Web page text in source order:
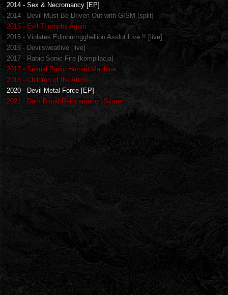
2014 - Sex & Necromancy [EP]
2014 - Devil Must Be Driven Out with GISM [split]
2015 - Evil Triumphs Again
2015 - Violates Edinburrrgghellion Asslut Live !! [live]
2016 - Devilsweatlive [live]
2017 - Rabid Sonic Fire [kompilacja]
2017 - Sexual Panic Human Machine
2018 - Children of the Atom
2020 - Devil Metal Force [EP]
2021 - Dark Blood Reincarnation System